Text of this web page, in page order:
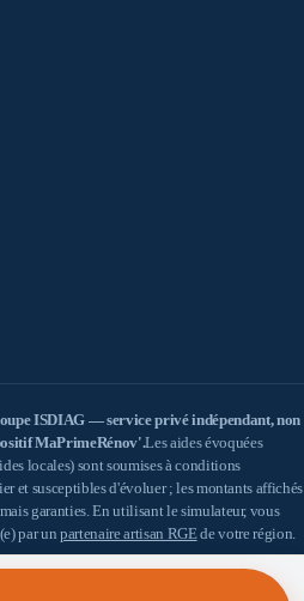
ISDIAG — service privé indépendant, non
MaPrimeRénov'.Les aides évoquées
locales) sont soumises à conditions
et susceptibles d'évoluer ; les montants affichés
garanties. En utilisant le simulateur, vous
par un partenaire artisan RGEde votre région.
SIRET 898 933 353 00010 — Siège : 18 allée